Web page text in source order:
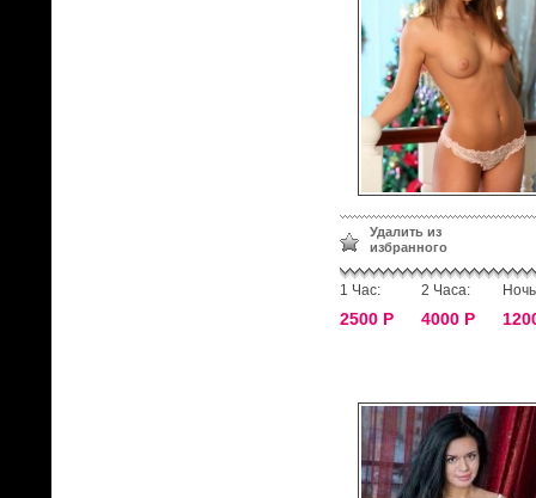
Удалить из
избранного
1 Час:
2500 Р
2 Часа:
4000 Р